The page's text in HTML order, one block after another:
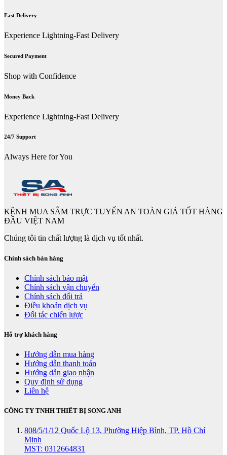
Fast Delivery
Experience Lightning-Fast Delivery
Secured Payment
Shop with Confidence
Money Back
Experience Lightning-Fast Delivery
24/7 Support
Always Here for You
KÊNH MUA SẮM TRỰC TUYẾN AN TOÀN GIÁ TỐT HÀNG
ĐẦU VIỆT NAM
Chúng tôi tin chất lượng là dịch vụ tốt nhất.
Chính sách bán hàng
Chính sách bảo mật
Chính sách vận chuyển
Chính sách đổi trả
Điều khoản dịch vụ
Đối tác chiến lược
Hỗ trợ khách hàng
Hướng dẫn mua hàng
Hướng dẫn thanh toán
Hướng dẫn giao nhận
Quy định sử dụng
Liên hệ
CÔNG TY TNHH THIẾT BỊ SONG ANH
808/5/1/12 Quốc Lộ 13, Phường Hiệp Bình, TP. Hồ Chí
Minh
MST: 0312664831